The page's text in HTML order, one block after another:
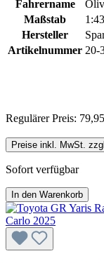
Fahrername
Maßstab
1:43
Hersteller
Artikelnummer 20-
Regulärer Preis:
Preise inkl. MwSt.
Sofort verfügbar
In den Warenkorb